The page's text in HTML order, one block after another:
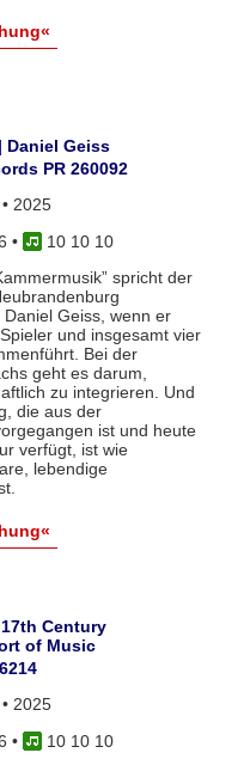
Daniel Geiss
PR 260092
2025
•
10 10 10
spricht der
Daniel Geiss, wenn er
und insgesamt vier
Bei der
geht es darum,
zu integrieren. Und
die aus der
ist und heute
verfügt, ist wie
lebendige
Century
of Music
2025
•
10 10 10